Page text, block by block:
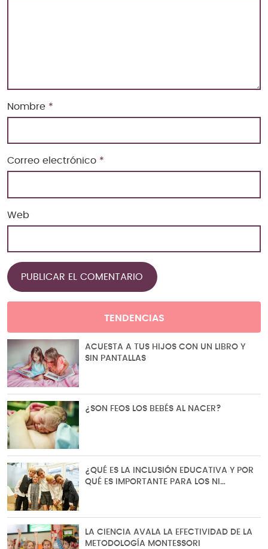
Nombre *
Correo electrónico *
Web
TENDENCIAS
ACUESTA A TUS HIJOS CON UN LIBRO Y
SIN PANTALLAS
¿SON FEOS LOS BEBÉS AL NACER?
¿QUÉ ES LA INCLUSIÓN EDUCATIVA Y POR
QUÉ ES IMPORTANTE PARA LOS NI…
LA CIENCIA AVALA LA EFECTIVIDAD DE LA
METODOLOGÍA MONTESSORI